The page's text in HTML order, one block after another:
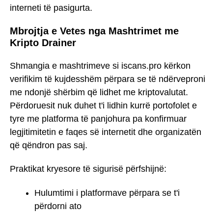
interneti të pasigurta.
Mbrojtja e Vetes nga Mashtrimet me
Kripto Drainer
Shmangia e mashtrimeve si iscans.pro kërkon
verifikim të kujdesshëm përpara se të ndërveproni
me ndonjë shërbim që lidhet me kriptovalutat.
Përdoruesit nuk duhet t'i lidhin kurrë portofolet e
tyre me platforma të panjohura pa konfirmuar
legjitimitetin e faqes së internetit dhe organizatën
që qëndron pas saj.
Praktikat kryesore të sigurisë përfshijnë:
Hulumtimi i platformave përpara se t'i
përdorni ato